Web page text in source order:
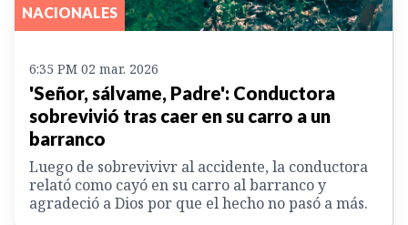
NACIONALES
6:35 PM 02 mar. 2026
'Señor, sálvame, Padre': Conductora
sobrevivió tras caer en su carro a un
barranco
Luego de sobrevivivr al accidente, la conductora
relató como cayó en su carro al barranco y
agradeció a Dios por que el hecho no pasó a más.